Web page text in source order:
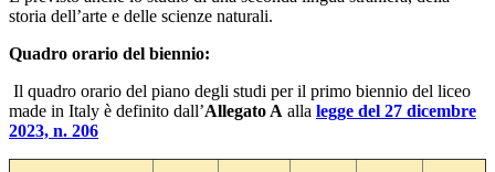
storia dell’arte e delle scienze naturali.
Quadro orario del biennio:
Il quadro orario del piano degli studi per il primo biennio del liceo
made in Italy è definito dall’Allegato A alla legge del 27 dicembre
2023, n. 206